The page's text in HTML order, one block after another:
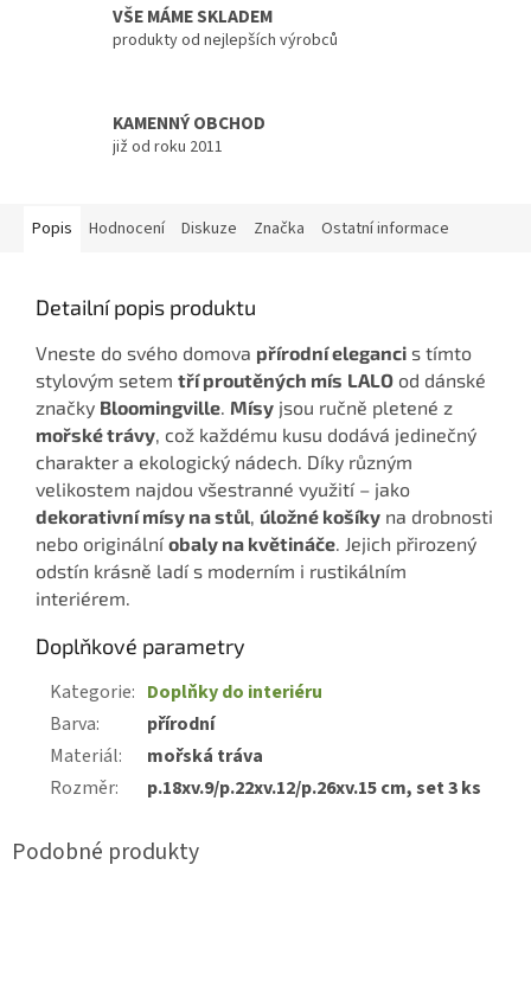
VŠE MÁME SKLADEM
produkty od nejlepších výrobců
KAMENNÝ OBCHOD
již od roku 2011
Popis Hodnocení Diskuze Značka Ostatní informace
Detailní popis produktu
Vneste do svého domova přírodní eleganci s tímto
stylovým setem tří proutěných mís LALO od dánské
značky Bloomingville Mísy jsou ručně pletené z
mořské trávy , což každému kusu dodává jedinečný
charakter a ekologický nádech. Díky různým
velikostem najdou všestranné využití – jako
dekorativní mísy na stůl úložné košíky na drobnosti
nebo originálníobaly na květináče . Jejich přirozený
odstín krásně ladí s moderním i rustikálním
interiérem.
Doplňkové parametry
Kategorie: Doplňky do interiéru
Barva:
přírodní
Materiál:
mořská tráva
Rozměr: p.18xv.9/p.22xv.12/p.26xv.15 cm, set 3 ks